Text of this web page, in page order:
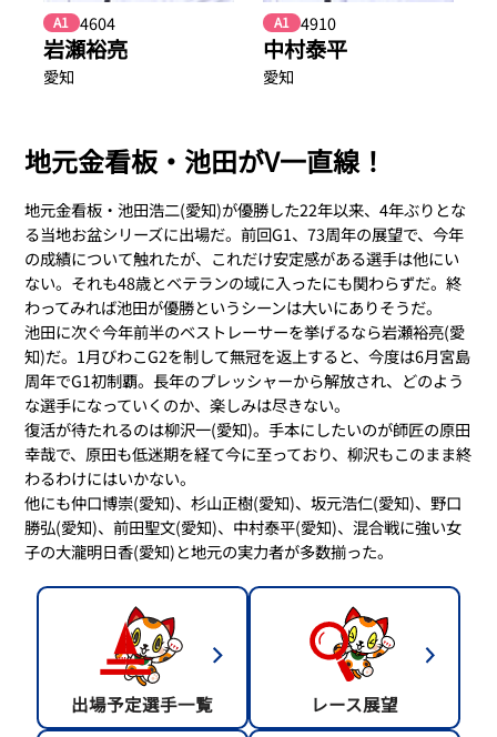
A1 4604
岩瀬裕亮
愛知
A1 4910
中村泰平
愛知
地元金看板・池田がV一直線！
地元金看板・池田浩二(愛知)が優勝した22年以来、4年ぶりとな
る当地お盆シリーズに出場だ。前回G1、73周年の展望で、今年
の成績について触れたが、これだけ安定感がある選手は他にい
ない。それも48歳とベテランの域に入ったにも関わらずだ。終
わってみれば池田が優勝というシーンは大いにありそうだ。
池田に次ぐ今年前半のベストレーサーを挙げるなら岩瀬裕亮(愛
知)だ。1月びわこG2を制して無冠を返上すると、今度は6月宮島
周年でG1初制覇。長年のプレッシャーから解放され、どのよう
な選手になっていくのか、楽しみは尽きない。
復活が待たれるのは柳沢一(愛知)。手本にしたいのが師匠の原田
幸哉で、原田も低迷期を経て今に至っており、柳沢もこのまま終
わるわけにはいかない。
他にも仲口博崇(愛知)、杉山正樹(愛知)、坂元浩仁(愛知)、野口
勝弘(愛知)、前田聖文(愛知)、中村泰平(愛知)、混合戦に強い女
子の大瀧明日香(愛知)と地元の実力者が多数揃った。
出場予定選手一覧 レース展望